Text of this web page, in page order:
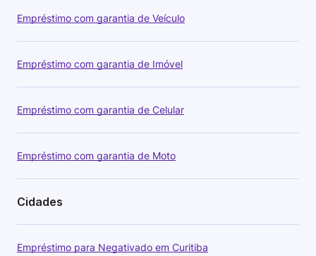
Empréstimo com garantia de Veículo
Empréstimo com garantia de Imóvel
Empréstimo com garantia de Celular
Empréstimo com garantia de Moto
Cidades
Empréstimo para Negativado em Curitiba